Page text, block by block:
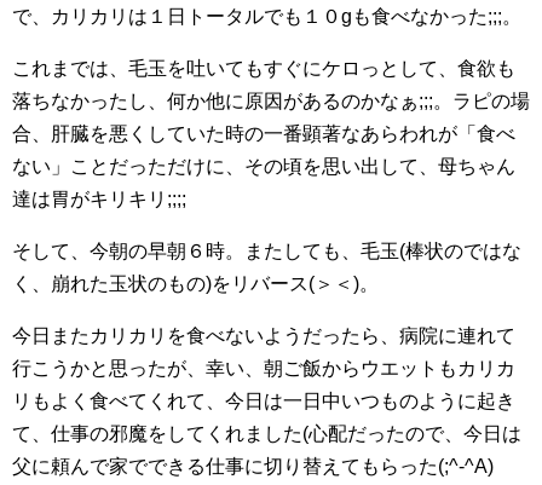
で、カリカリは１日トータルでも１０gも食べなかった;;;。
これまでは、毛玉を吐いてもすぐにケロっとして、食欲も
落ちなかったし、何か他に原因があるのかなぁ;;;。ラピの場
合、肝臓を悪くしていた時の一番顕著なあらわれが「食べ
ない」ことだっただけに、その頃を思い出して、母ちゃん
達は胃がキリキリ;;;;
そして、今朝の早朝６時。またしても、毛玉(棒状のではな
く、崩れた玉状のもの)をリバース(＞＜)。
今日またカリカリを食べないようだったら、病院に連れて
行こうかと思ったが、幸い、朝ご飯からウエットもカリカ
リもよく食べてくれて、今日は一日中いつものように起き
て、仕事の邪魔をしてくれました(心配だったので、今日は
父に頼んで家でできる仕事に切り替えてもらった(;^-^A)